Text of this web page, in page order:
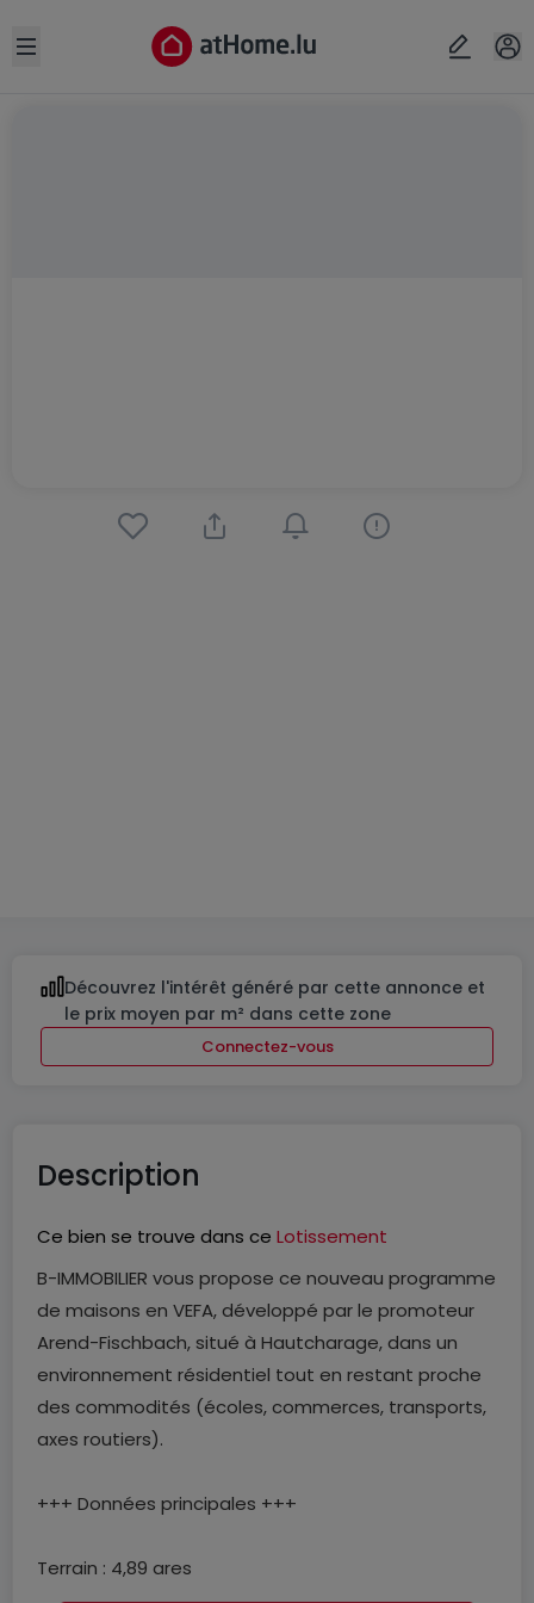
Open sidebar
Découvrez l'intérêt généré par cette annonce et
le prix moyen par m² dans cette zone
Connectez-vous
Description
Ce bien se trouve dans ce Lotissement
B-IMMOBILIER vous propose ce nouveau programme
de maisons en VEFA, développé par le promoteur
Arend-Fischbach, situé à Hautcharage, dans un
environnement résidentiel tout en restant proche
des commodités (écoles, commerces, transports,
axes routiers).
+++ Données principales +++
Terrain : 4,89 ares